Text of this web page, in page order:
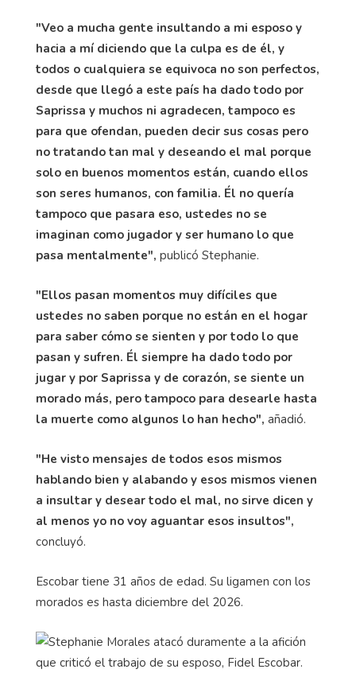
"Veo a mucha gente insultando a mi esposo y
hacia a mí diciendo que la culpa es de él, y
todos o cualquiera se equivoca no son perfectos,
desde que llegó a este país ha dado todo por
Saprissa y muchos ni agradecen, tampoco es
para que ofendan, pueden decir sus cosas pero
no tratando tan mal y deseando el mal porque
solo en buenos momentos están, cuando ellos
son seres humanos, con familia. Él no quería
tampoco que pasara eso, ustedes no se
imaginan como jugador y ser humano lo que
pasa mentalmente", publicó Stephanie.
"Ellos pasan momentos muy difíciles que
ustedes no saben porque no están en el hogar
para saber cómo se sienten y por todo lo que
pasan y sufren. Él siempre ha dado todo por
jugar y por Saprissa y de corazón, se siente un
morado más, pero tampoco para desearle hasta
la muerte como algunos lo han hecho", añadió.
"He visto mensajes de todos esos mismos
hablando bien y alabando y esos mismos vienen
a insultar y desear todo el mal, no sirve dicen y
al menos yo no voy aguantar esos insultos",
concluyó.
Escobar tiene 31 años de edad. Su ligamen con los
morados es hasta diciembre del 2026.